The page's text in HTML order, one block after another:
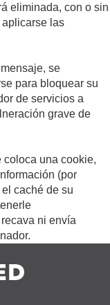
eliminada, con o sin
las
se
para bloquear su
de servicios a
grave de
coloca una cookie,
(por
caché de su
ni envía